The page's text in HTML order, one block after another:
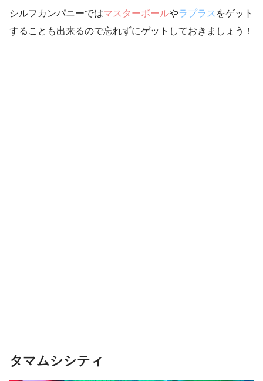
シルフカンパニーではマスターボールやラプラス をゲット
することも出来るので忘れずにゲットしておきましょう！
タマムシシティ